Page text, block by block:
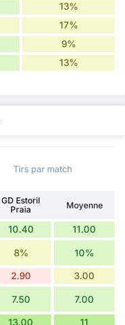
13%
17%
9%
13%
Tirs par match
GD Estoril
Praia
Moyenne
10.40 11.00
8% 10%
2.90 3.00
7.50 7.00
13.00 11